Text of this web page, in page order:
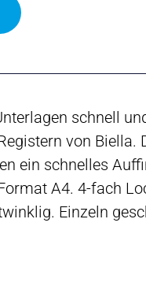
schnell
von Biella.
ein schnelles
A4. 4-fach
Einzeln